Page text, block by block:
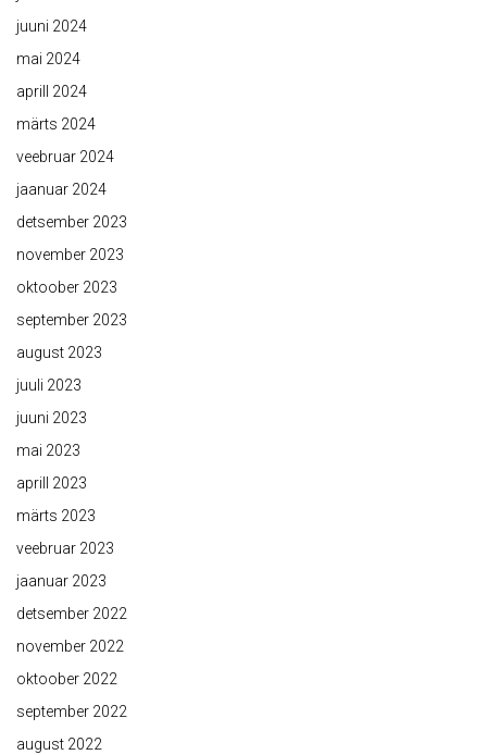
juuni 2024
mai 2024
aprill 2024
märts 2024
veebruar 2024
jaanuar 2024
detsember 2023
november 2023
oktoober 2023
september 2023
august 2023
juuli 2023
juuni 2023
mai 2023
aprill 2023
märts 2023
veebruar 2023
jaanuar 2023
detsember 2022
november 2022
oktoober 2022
september 2022
august 2022